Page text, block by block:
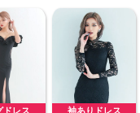
ドレス 袖ありドレス